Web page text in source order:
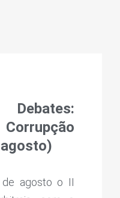
agosto o II